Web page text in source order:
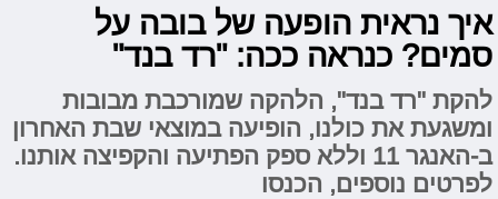
איך נראית הופעה של בובה על
סמים? כנראה ככה: "רד בנד"
להקת "רד בנד", הלהקה שמורכבת מבובות
ומשגעת את כולנו, הופיעה במוצאי שבת האחרון
ב-האנגר 11 וללא ספק הפתיעה והקפיצה אותנו.
לפרטים נוספים, הכנסו